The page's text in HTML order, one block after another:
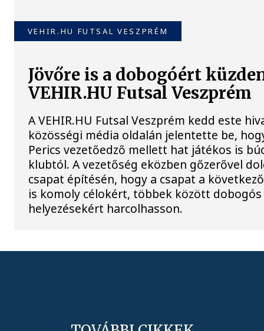
VEHIR.HU FUTSAL VESZPRÉM
Jövőre is a dobogóért
VEHIR.HU Futsal Veszprém
A VEHIR.HU Futsal Veszprém kedd este
közösségi média oldalán jelentette be,
Perics vezetőedző mellett hat játékos is
klubtól. A vezetőség eközben gőzerővel
csapat építésén, hogy a csapat a
is komoly célokért, többek között dobogós
helyezésekért harcolhasson.